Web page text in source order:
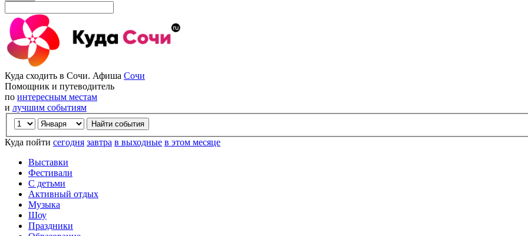
Куда сходить в Сочи. Афиша Сочи
Помощник и путеводитель
по интересным местам
и лучшим событиям
Куда пойти сегодня завтра в выходные в этом месяце
Выставки
Фестивали
С детьми
Активный отдых
Музыка
Шоу
Праздники